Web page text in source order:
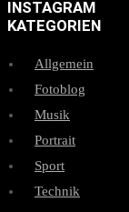
INSTAGRAM
KATEGORIEN
Allgemein
Fotoblog
Musik
Portrait
Sport
Technik